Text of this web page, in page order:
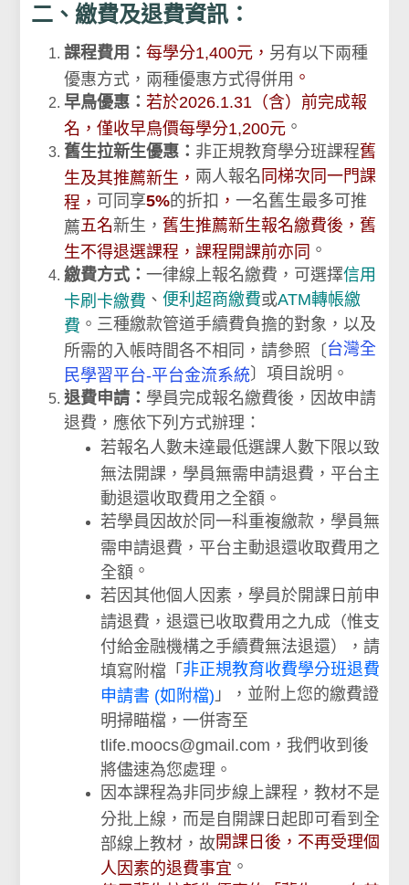
二、繳費及退費資訊：
課程費用：每學分1,400元， 另有以下兩種
優惠方式，兩種優惠方式得併用 。
早鳥優惠：若於2026.1.31（含）前完成報
名，僅收早鳥價每學分1,200元 。
舊生拉新生優惠： 非正規教育學分班課程舊
生及其推薦新生， 兩人報名 同梯次同一門課
程， 可同享5%的折扣 ，一名舊生最多可推
薦五名新生， 舊生推薦新生報名繳費後，舊
生不得退選課程，課程開課前亦同 。
繳費方式：一律線上報名繳費，可選擇信用
卡刷卡繳費 、便利超商繳費或ATM轉帳繳
費 。三種繳款管道手續費負擔的對象，以及
所需的入帳時間各不相同，請參照〔台灣全
民學習平台-平台金流系統〕項目說明。
退費申請： 學員完成報名繳費後，因故申請
退費，應依下列方式辦理：
若報名人數未達最低選課人數下限以致
無法開課，學員無需申請退費，平台主
動退還收取費用之全額。
若學員因故於同一科重複繳款， 學員無
需申請退費，平台主動退還收取費用之
全額 。
若因其他個人因素，學員於開課日前申
請退費，退還已收取費用之九成（惟支
付給金融機構之手續費無法退還），請
填寫附檔「 非正規教育收費學分班退費
申請書 (如附檔) 」，並附上您的繳費證
明掃瞄檔，一併寄至
tlife.moocs@gmail.com，我們收到後
將儘速為您處理。
因本課程為非同步線上課程，教材不是
分批上線，而是自開課日起即可看到全
部線上教材，故開課日後，不再受理個
人因素的退費事宜 。